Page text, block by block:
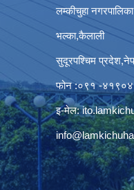
लम्कीचुहा
भल्का,कैलाली
सुदूरपश्चिम
फोन :०९१ -
इ-मेल: